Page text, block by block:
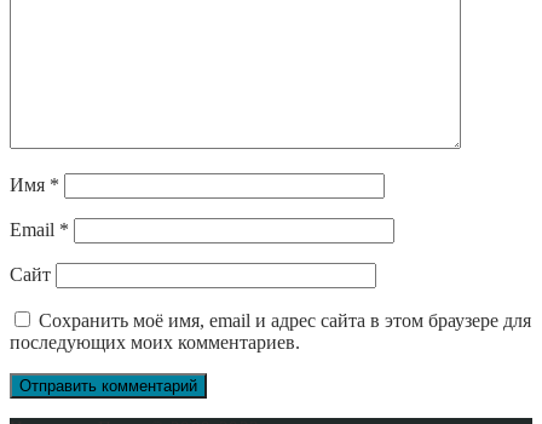
Имя *
Email *
Сайт
Сохранить моё имя, email и адрес сайта в этом браузере для
последующих моих комментариев.